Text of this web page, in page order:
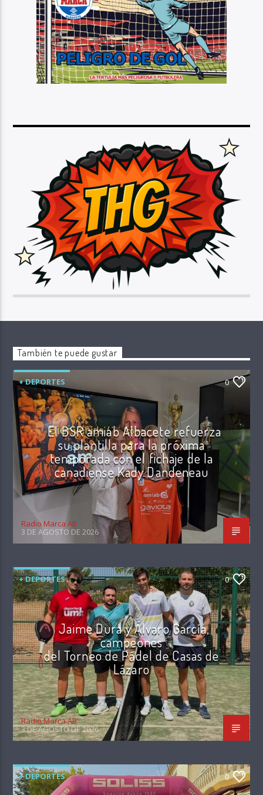
También te puede gustar
+ DEPORTES 0
El BSR amiab Albacete refuerza
su plantilla para la próxima
temporada con el fichaje de la
canadiense Kady Dandeneau
Radio Marca AB
3 DE AGOSTO DE 2026
+ DEPORTES 0
Jaime Dura y Álvaro García,
campeones
del Torneo de Pádel de Casas de
Lázaro
Radio Marca AB
3 DE AGOSTO DE 2026
+ DEPORTES 0